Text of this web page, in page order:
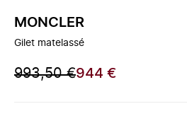
MONCLER
Gilet matelassé
993,50 €944 €